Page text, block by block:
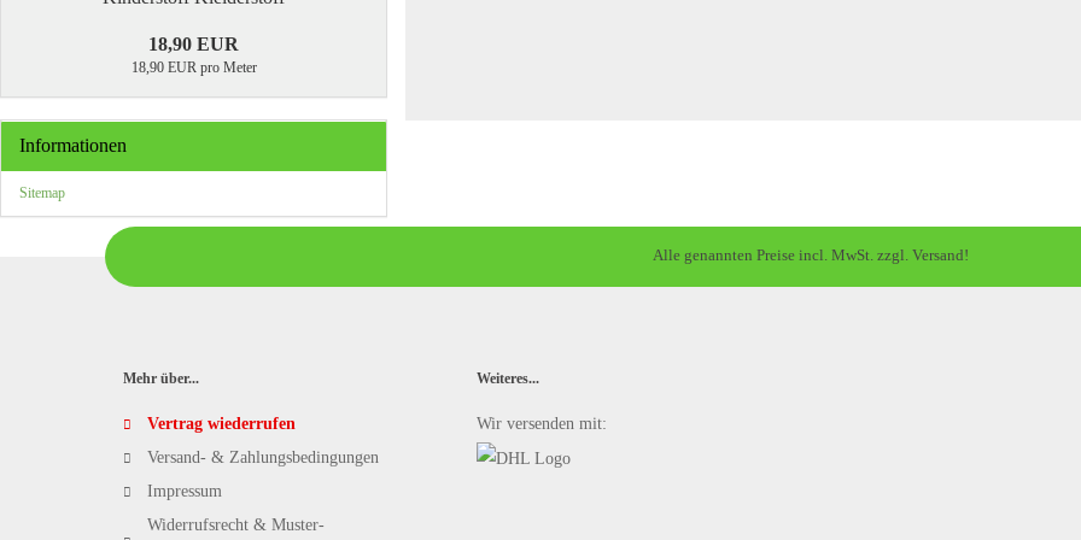
18,90 EUR
18,90 EUR pro Meter
Informationen
Sitemap
Alle genannten Preise incl. MwSt. zzgl. Versand!
Mehr über...
Vertrag wiederrufen
Versand- & Zahlungsbedingungen
Impressum
Widerrufsrecht & Muster-
Weiteres...
Wir versenden mit: